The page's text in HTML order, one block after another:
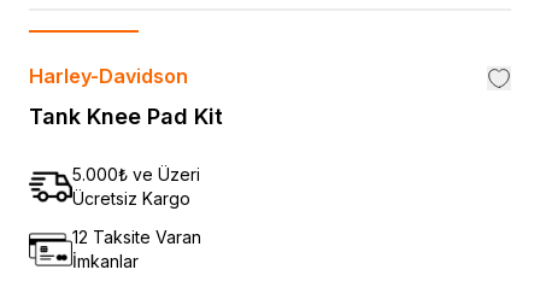
Harley-Davidson
Tank Knee Pad Kit
5.000₺ ve Üzeri
Ücretsiz Kargo
12 Taksite Varan
İmkanlar